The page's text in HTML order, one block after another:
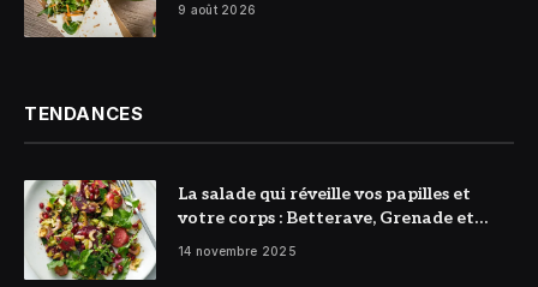
9 août 2026
TENDANCES
La salade qui réveille vos papilles et
votre corps : Betterave, Grenade et
Citron à l’honneur
14 novembre 2025